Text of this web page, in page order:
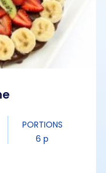
PORTIONS
6 p